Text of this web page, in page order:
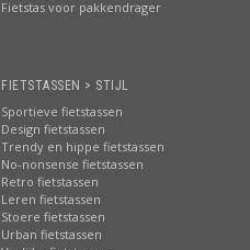
Fietstas voor pakkendrager
FIETSTASSEN > STIJL
Sportieve fietstassen
Design fietstassen
Trendy en hippe fietstassen
No-nonsense fietstassen
Retro fietstassen
Leren fietstassen
Stoere fietstassen
Urban fietstassen